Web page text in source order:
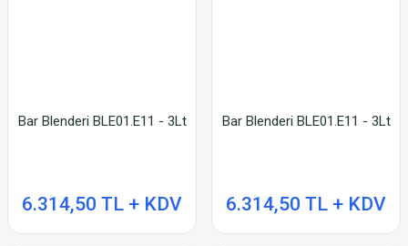
Bar Blenderi BLE01.E11 - 3Lt
6.314,50 TL + KDV
Bar Blenderi BLE01.E11 - 3Lt
6.314,50 TL + KDV